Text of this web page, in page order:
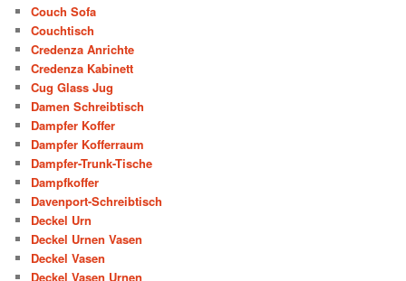
Couch Sofa
Couchtisch
Credenza Anrichte
Credenza Kabinett
Cug Glass Jug
Damen Schreibtisch
Dampfer Koffer
Dampfer Kofferraum
Dampfer-Trunk-Tische
Dampfkoffer
Davenport-Schreibtisch
Deckel Urn
Deckel Urnen Vasen
Deckel Vasen
Deckel Vasen Urnen